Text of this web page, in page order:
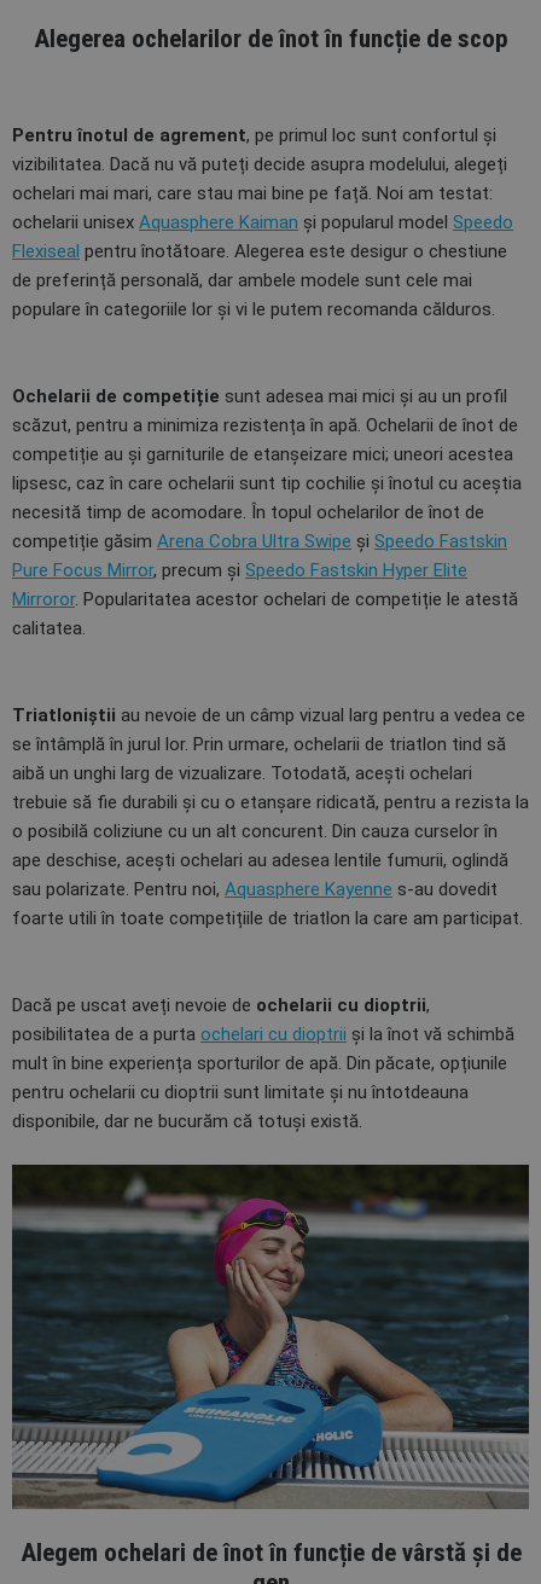
Alegerea ochelarilor de înot în funcție de scop
Pentru înotul de agrement, pe primul loc sunt confortul și
vizibilitatea. Dacă nu vă puteți decide asupra modelului, alegeți
ochelari mai mari, care stau mai bine pe față. Noi am testat:
ochelarii unisex Aquasphere Kaiman și popularul model Speedo
Flexiseal pentru înotătoare. Alegerea este desigur o chestiune
de preferință personală, dar ambele modele sunt cele mai
populare în categoriile lor și vi le putem recomanda călduros.
Ochelarii de competiție sunt adesea mai mici și au un profil
scăzut, pentru a minimiza rezistența în apă. Ochelarii de înot de
competiție au și garniturile de etanșeizare mici; uneori acestea
lipsesc, caz în care ochelarii sunt tip cochilie și înotul cu aceștia
necesită timp de acomodare. În topul ochelarilor de înot de
competiție găsim Arena Cobra Ultra Swipe și Speedo Fastskin
Pure Focus Mirror, precum și Speedo Fastskin Hyper Elite
Mirroror. Popularitatea acestor ochelari de competiție le atestă
calitatea.
Triatloniștii au nevoie de un câmp vizual larg pentru a vedea ce
se întâmplă în jurul lor. Prin urmare, ochelarii de triatlon tind să
aibă un unghi larg de vizualizare. Totodată, acești ochelari
trebuie să fie durabili și cu o etanșare ridicată, pentru a rezista la
o posibilă coliziune cu un alt concurent. Din cauza curselor în
ape deschise, acești ochelari au adesea lentile fumurii, oglindă
sau polarizate. Pentru noi, Aquasphere Kayenne s-au dovedit
foarte utili în toate competițiile de triatlon la care am participat.
Dacă pe uscat aveți nevoie de ochelarii cu dioptrii,
posibilitatea de a purta ochelari cu dioptrii și la înot vă schimbă
mult în bine experiența sporturilor de apă. Din păcate, opțiunile
pentru ochelarii cu dioptrii sunt limitate și nu întotdeauna
disponibile, dar ne bucurăm că totuși există.
Alegem ochelari de înot în funcție de vârstă și de